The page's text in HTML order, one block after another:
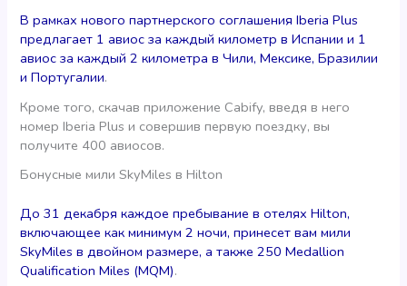
В рамках нового партнерского соглашения Iberia Plus
предлагает 1 авиос за каждый километр в Испании и 1
авиос за каждый 2 километра в Чили, Мексике, Бразилии
и Португалии.
Кроме того, скачав приложение Cabify, введя в него
номер Iberia Plus и совершив первую поездку, вы
получите 400 авиосов.
Бонусные мили SkyMiles в Hilton
До 31 декабря каждое пребывание в отелях Hilton,
включающее как минимум 2 ночи, принесет вам мили
SkyMiles в двойном размере, а также 250 Medallion
Qualification Miles (MQM).